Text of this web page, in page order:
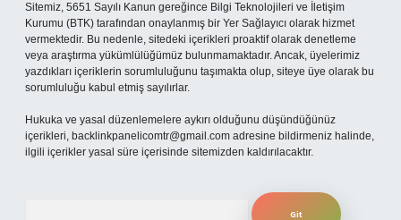
Sitemiz, 5651 Sayılı Kanun gereğince Bilgi Teknolojileri ve İletişim
Kurumu (BTK) tarafından onaylanmış bir Yer Sağlayıcı olarak hizmet
vermektedir. Bu nedenle, sitedeki içerikleri proaktif olarak denetleme
veya araştırma yükümlülüğümüz bulunmamaktadır. Ancak, üyelerimiz
yazdıkları içeriklerin sorumluluğunu taşımakta olup, siteye üye olarak bu
sorumluluğu kabul etmiş sayılırlar.
Hukuka ve yasal düzenlemelere aykırı olduğunu düşündüğünüz
içerikleri, backlinkpanelicomtr@gmail.com adresine bildirmeniz halinde,
ilgili içerikler yasal süre içerisinde sitemizden kaldırılacaktır.